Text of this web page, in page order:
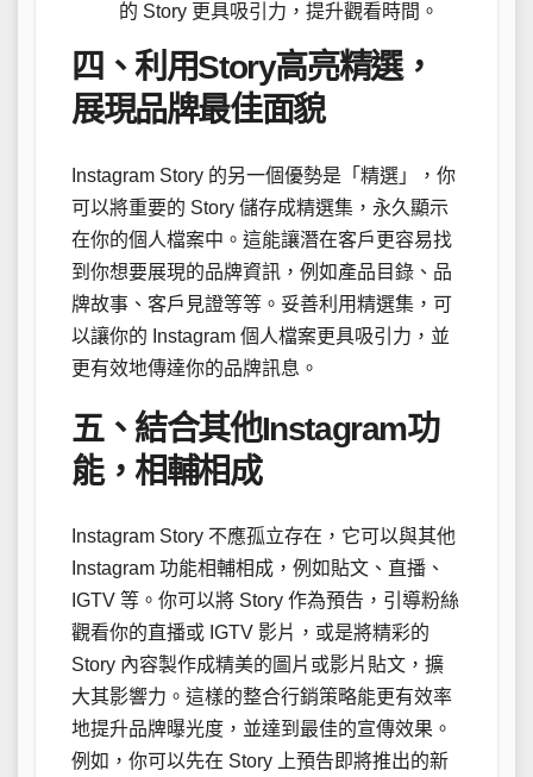
的 Story 更具吸引力，提升觀看時間。
四、利用Story高亮精選，
展現品牌最佳面貌
Instagram Story 的另一個優勢是「精選」，你
可以將重要的 Story 儲存成精選集，永久顯示
在你的個人檔案中。這能讓潛在客戶更容易找
到你想要展現的品牌資訊，例如產品目錄、品
牌故事、客戶見證等等。妥善利用精選集，可
以讓你的 Instagram 個人檔案更具吸引力，並
更有效地傳達你的品牌訊息。
五、結合其他Instagram功
能，相輔相成
Instagram Story 不應孤立存在，它可以與其他
Instagram 功能相輔相成，例如貼文、直播、
IGTV 等。你可以將 Story 作為預告，引導粉絲
觀看你的直播或 IGTV 影片，或是將精彩的
Story 內容製作成精美的圖片或影片貼文，擴
大其影響力。這樣的整合行銷策略能更有效率
地提升品牌曝光度，並達到最佳的宣傳效果。
例如，你可以先在 Story 上預告即將推出的新